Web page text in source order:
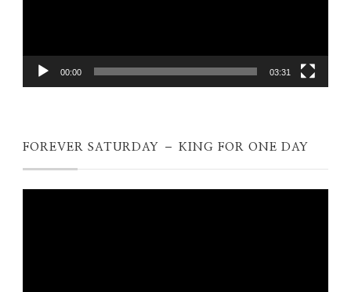
00:00 03:31
FOREVER SATURDAY – KING FOR ONE DAY